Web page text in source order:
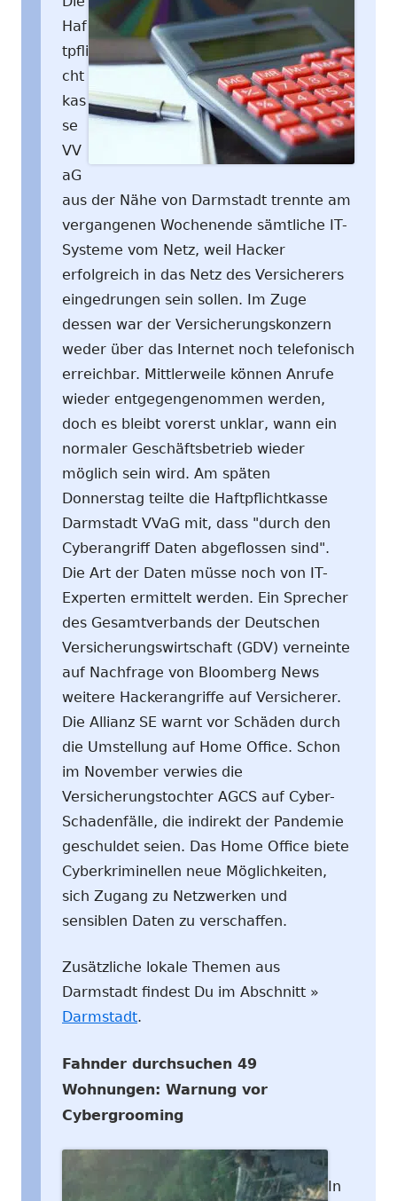
Haf
tpfli
cht
kas
se
VV
aG
aus der Nähe von Darmstadt trennte am
vergangenen Wochenende sämtliche IT-
Systeme vom Netz, weil Hacker
erfolgreich in das Netz des Versicherers
eingedrungen sein sollen. Im Zuge
dessen war der Versicherungskonzern
weder über das Internet noch telefonisch
erreichbar. Mittlerweile können Anrufe
wieder entgegengenommen werden,
doch es bleibt vorerst unklar, wann ein
normaler Geschäftsbetrieb wieder
möglich sein wird. Am späten
Donnerstag teilte die Haftpflichtkasse
Darmstadt VVaG mit, dass "durch den
Cyberangriff Daten abgeflossen sind".
Die Art der Daten müsse noch von IT-
Experten ermittelt werden. Ein Sprecher
des Gesamtverbands der Deutschen
Versicherungswirtschaft (GDV) verneinte
auf Nachfrage von Bloomberg News
weitere Hackerangriffe auf Versicherer.
Die Allianz SE warnt vor Schäden durch
die Umstellung auf Home Office. Schon
im November verwies die
Versicherungstochter AGCS auf Cyber-
Schadenfälle, die indirekt der Pandemie
geschuldet seien. Das Home Office biete
Cyberkriminellen neue Möglichkeiten,
sich Zugang zu Netzwerken und
sensiblen Daten zu verschaffen.
Zusätzliche lokale Themen aus
Darmstadt findest Du im Abschnitt »
Darmstadt.
Fahnder durchsuchen 49
Wohnungen: Warnung vor
Cybergrooming
In